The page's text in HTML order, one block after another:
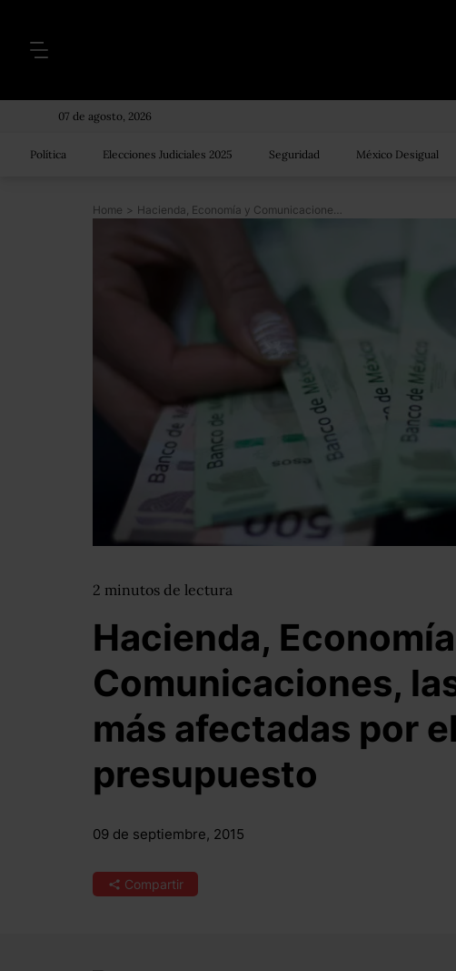
07 de agosto, 2026
Política Elecciones Judiciales 2025 Seguridad México Desigual
Home > Hacienda, Economía y Comunicaciones, las secretarías más afectadas por el recorte al presupuesto
2 minutos de lectura
Hacienda,
Comunicaciones,
más afectadas por
presupuesto
09 de septiembre, 2015
Compartir